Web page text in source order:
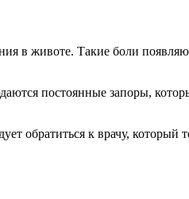
в животе. Такие боли
постоянные запоры,
обратиться к врачу, который